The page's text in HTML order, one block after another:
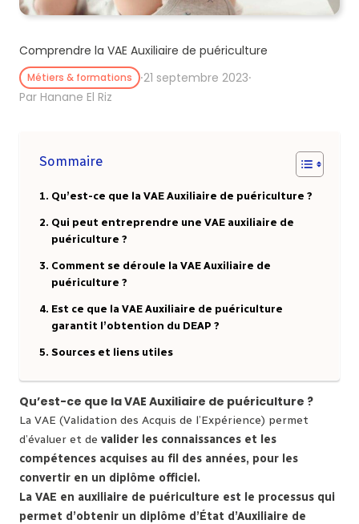
Comprendre la VAE Auxiliaire de puériculture
Métiers & formations ⸱21 septembre 2023⸱
Par Hanane El Riz
Sommaire
Qu’est-ce que la VAE Auxiliaire de puériculture ?
Qui peut entreprendre une VAE auxiliaire de
puériculture ?
Comment se déroule la VAE Auxiliaire de
puériculture ?
Est ce que la VAE Auxiliaire de puériculture
garantit l’obtention du DEAP ?
Sources et liens utiles
Qu’est-ce que la VAE Auxiliaire de puériculture ?
La VAE (Validation des Acquis de l’Expérience) permet
d’évaluer et de valider les connaissances et les
compétences acquises au fil des années, pour les
convertir en un diplôme officiel.
La VAE en auxiliaire de puériculture est le processus qui
permet d’obtenir un diplôme d’État d’Auxiliaire de